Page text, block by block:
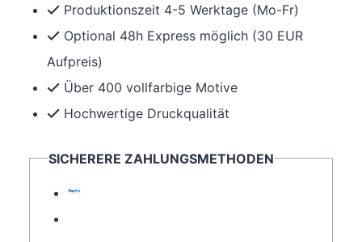
Produktionszeit 4-5 Werktage (Mo-Fr)
Optional 48h Express möglich (30 EUR
Aufpreis)
Über 400 vollfarbige Motive
Hochwertige Druckqualität
SICHERERE ZAHLUNGSMETHODEN